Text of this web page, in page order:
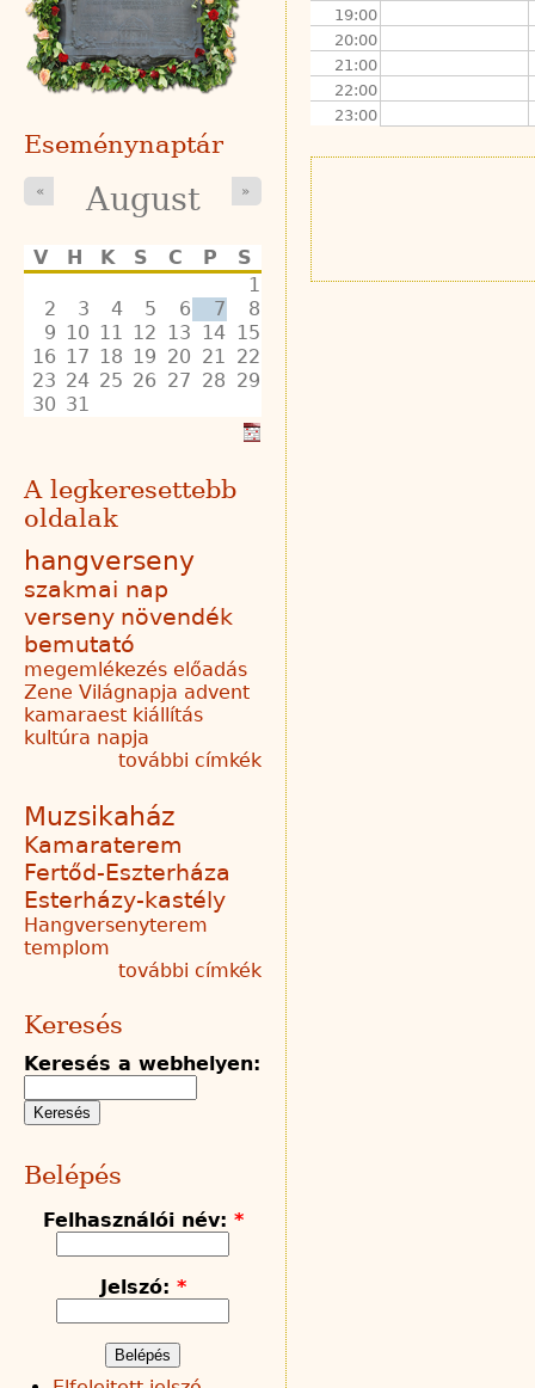
19:00
20:00
21:00
22:00
23:00
Eseménynaptár
« August »
V H K S C P
S
1
2
3 4 5 6 7
8
9 10 11 12 13 14 15
16 17 18 19 20 21
22
23 24 25 26 27 28 29
30 31
A legkeresettebb
oldalak
hangverseny
szakmai nap
verseny növendék
bemutató
megemlékezés előadás
Zene Világnapja advent
kamaraest kiállítás
kultúra napja
további címkék
Muzsikaház
Kamaraterem
Fertőd-Eszterháza
Esterházy-kastély
Hangversenyterem
templom
további címkék
Keresés
Keresés a webhelyen:
Belépés
Felhasználói név: *
Jelszó: *